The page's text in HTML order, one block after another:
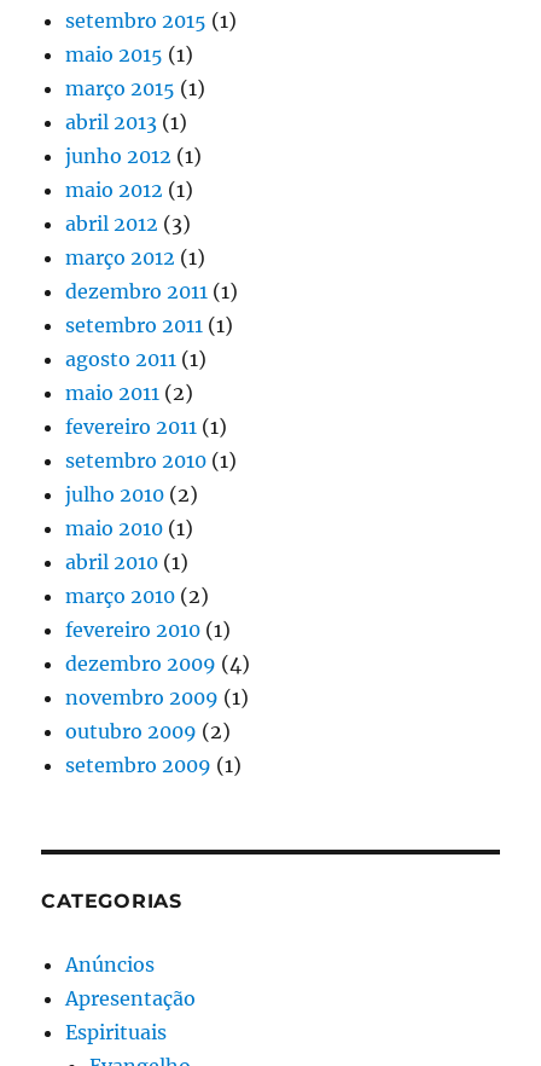
setembro 2015 (1)
maio 2015 (1)
março 2015 (1)
abril 2013 (1)
junho 2012 (1)
maio 2012 (1)
abril 2012 (3)
março 2012 (1)
dezembro 2011 (1)
setembro 2011 (1)
agosto 2011 (1)
maio 2011 (2)
fevereiro 2011 (1)
setembro 2010 (1)
julho 2010 (2)
maio 2010 (1)
abril 2010 (1)
março 2010 (2)
fevereiro 2010 (1)
dezembro 2009 (4)
novembro 2009 (1)
outubro 2009 (2)
setembro 2009 (1)
CATEGORIAS
Anúncios
Apresentação
Espirituais